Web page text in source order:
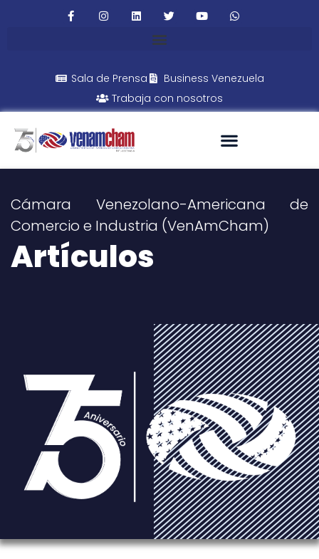
Sala de Prensa
Business Venezuela
Trabaja con nosotros
Cámara Venezolano-Americana de
Comercio e Industria (VenAmCham)
Artículos